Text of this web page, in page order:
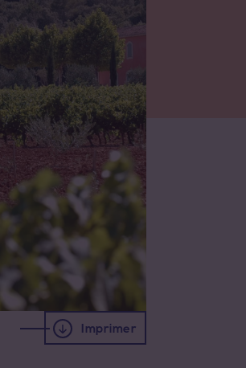
Imprimer